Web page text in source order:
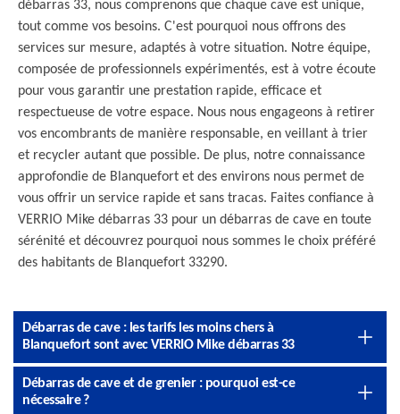
débarras 33, nous comprenons que chaque cave est unique,
tout comme vos besoins. C'est pourquoi nous offrons des
services sur mesure, adaptés à votre situation. Notre équipe,
composée de professionnels expérimentés, est à votre écoute
pour vous garantir une prestation rapide, efficace et
respectueuse de votre espace. Nous nous engageons à retirer
vos encombrants de manière responsable, en veillant à trier
et recycler autant que possible. De plus, notre connaissance
approfondie de Blanquefort et des environs nous permet de
vous offrir un service rapide et sans tracas. Faites confiance à
VERRIO Mike débarras 33 pour un débarras de cave en toute
sérénité et découvrez pourquoi nous sommes le choix préféré
des habitants de Blanquefort 33290.
Débarras de cave : les tarifs les moins chers à
Blanquefort sont avec VERRIO Mike débarras 33
Débarras de cave et de grenier : pourquoi est-ce
nécessaire ?